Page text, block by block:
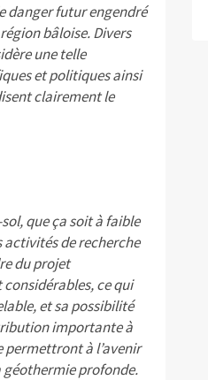
danger futur engendré
bâloise. Divers
une telle
et politiques ainsi
clairement le
que ça soit à faible
activités de recherche
du projet
ce qui
et sa possibilité
importante à
permettront à l’avenir
géothermie profonde.